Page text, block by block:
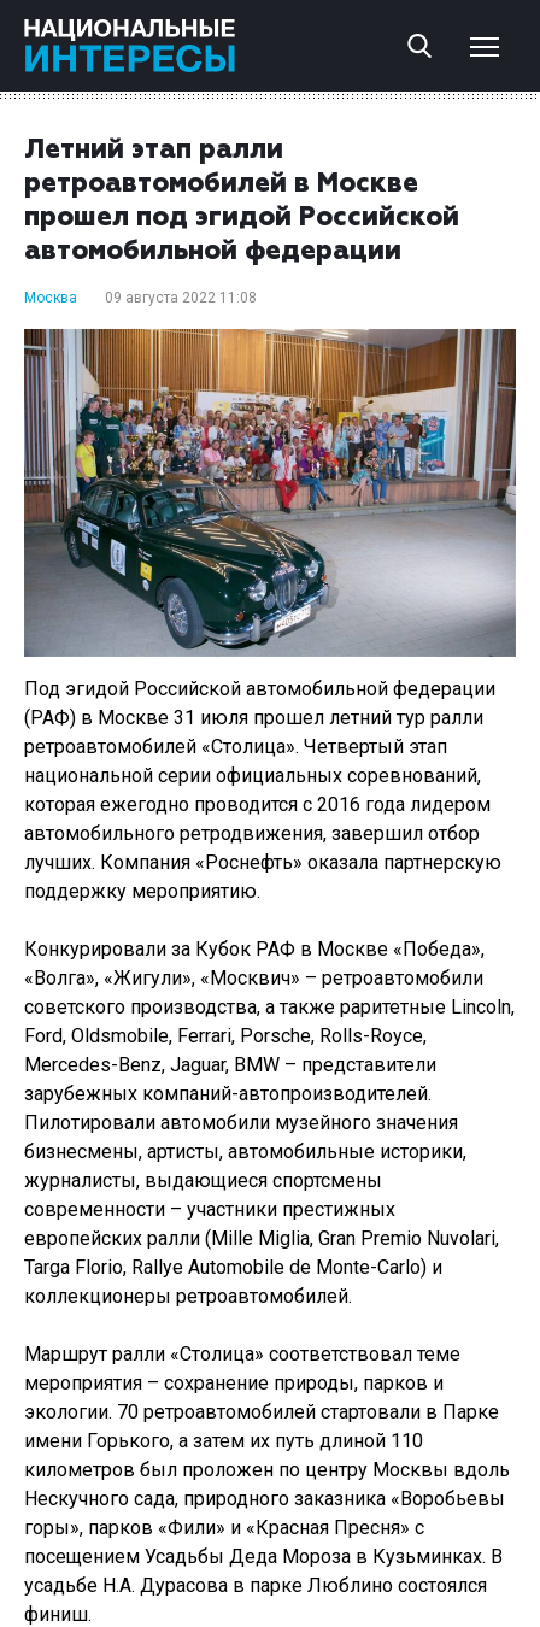
Летний этап ралли
ретроавтомобилей в Москве
прошел под эгидой Российской
автомобильной федерации
Москва 09 августа 2022 11:08
Под эгидой Российской автомобильной федерации
(РАФ) в Москве 31 июля прошел летний тур ралли
ретроавтомобилей «Столица». Четвертый этап
национальной серии официальных соревнований,
которая ежегодно проводится с 2016 года лидером
автомобильного ретродвижения, завершил отбор
лучших. Компания «Роснефть» оказала партнерскую
поддержку мероприятию.
Конкурировали за Кубок РАФ в Москве «Победа»,
«Волга», «Жигули», «Москвич» – ретроавтомобили
советского производства, а также раритетные Lincoln,
Ford, Oldsmobile, Ferrari, Porsche, Rolls-Royce,
Mercedes-Benz, Jaguar, BMW – представители
зарубежных компаний-автопроизводителей.
Пилотировали автомобили музейного значения
бизнесмены, артисты, автомобильные историки,
журналисты, выдающиеся спортсмены
современности – участники престижных
европейских ралли (Mille Miglia, Gran Premio Nuvolari,
Targa Florio, Rallye Automobile de Monte-Carlo) и
коллекционеры ретроавтомобилей.
Маршрут ралли «Столица» соответствовал теме
мероприятия – сохранение природы, парков и
экологии. 70 ретроавтомобилей стартовали в Парке
имени Горького, а затем их путь длиной 110
километров был проложен по центру Москвы вдоль
Нескучного сада, природного заказника «Воробьевы
горы», парков «Фили» и «Красная Пресня» с
посещением Усадьбы Деда Мороза в Кузьминках. В
усадьбе Н.А. Дурасова в парке Люблино состоялся
финиш.